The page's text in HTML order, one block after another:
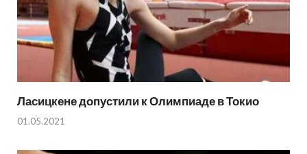
Ласицкене допустили к Олимпиаде в Токио
01.05.2021